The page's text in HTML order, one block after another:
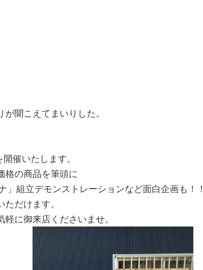
聞こえてまいりした。
催いたします。
格の商品を筆頭に
組立デモンストレーションなど面白企画も！！
だけます。
に御来店くださいませ。